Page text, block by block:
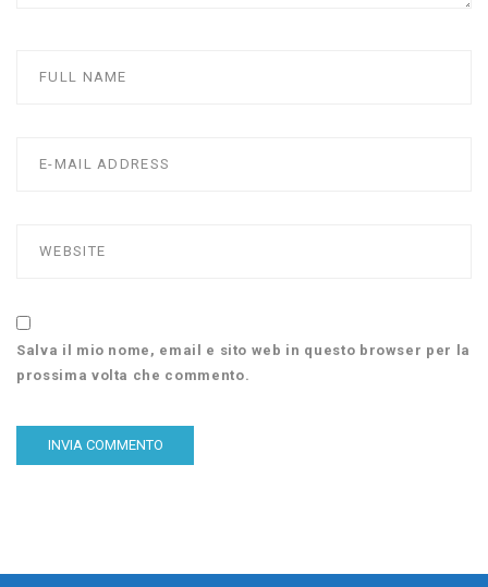
Salva il mio nome, email e sito web in questo browser per la
prossima volta che commento.